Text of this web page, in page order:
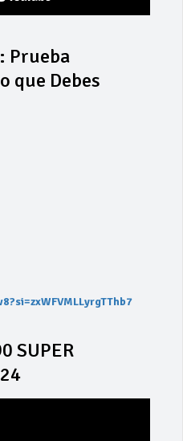
Prueba
que Debes
SUPER